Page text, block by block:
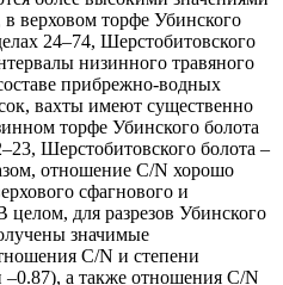
в верховом торфе Убинского
24–74, Шерстобитовского
низинного травяного
прибрежно-водных
вахты имеют существенно
торфе Убинского болота
Шерстобитовского болота –
отношение C/N хорошо
сфагнового и
целом, для разрезов Убинского
значимые
С/N и степени
а также отношения С/N